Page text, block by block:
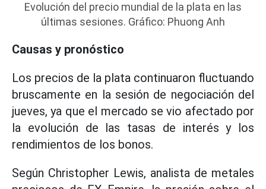
Evolución del precio mundial de la plata en las
últimas sesiones. Gráfico: Phuong Anh
Causas y pronóstico
Los precios de la plata continuaron fluctuando
bruscamente en la sesión de negociación del
jueves, ya que el mercado se vio afectado por
la evolución de las tasas de interés y los
rendimientos de los bonos.
Según Christopher Lewis, analista de metales